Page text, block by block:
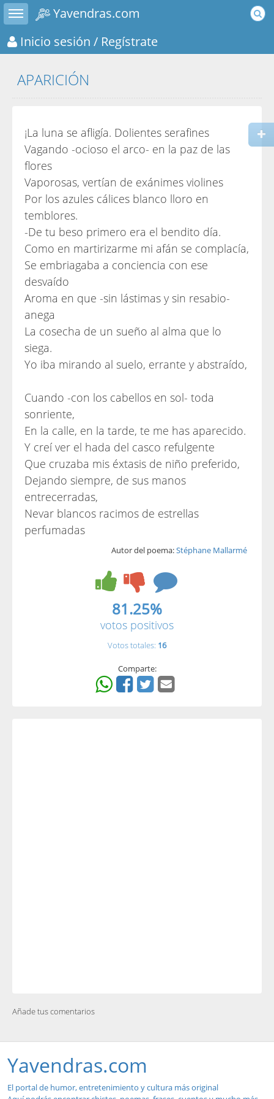
Toggle sidebar
Yavendras.com
Inicio sesión / Regístrate
APARICIÓN
¡La luna se afligía. Dolientes serafines
Vagando -ocioso el arco- en la paz de las
flores
Vaporosas, vertían de exánimes violines
Por los azules cálices blanco lloro en
temblores.
-De tu beso primero era el bendito día.
Como en martirizarme mi afán se complacía,
Se embriagaba a conciencia con ese
desvaído
Aroma en que -sin lástimas y sin resabio-
anega
La cosecha de un sueño al alma que lo
siega.
Yo iba mirando al suelo, errante y abstraído,
Cuando -con los cabellos en sol- toda
sonriente,
En la calle, en la tarde, te me has aparecido.
Y creí ver el hada del casco refulgente
Que cruzaba mis éxtasis de niño preferido,
Dejando siempre, de sus manos
entrecerradas,
Nevar blancos racimos de estrellas
perfumadas
Autor del poema:Stéphane Mallarmé
81.25%
votos positivos
Votos totales: 16
Comparte:
Añade tus comentarios
Yavendras.com
El portal de humor, entretenimiento y cultura más original